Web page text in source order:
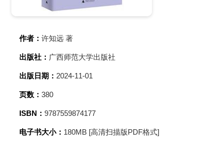
作者： 许知远 著
出版社： 广西师范大学出版社
出版日期： 2024-11-01
页数： 380
ISBN： 9787559874177
电子书大小： 180MB [高清扫描版PDF格式]